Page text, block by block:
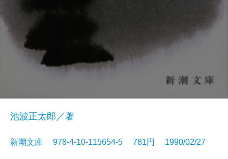
池波正太郎／著
新潮文庫 978-4-10-115654-5 781円 1990/02/27